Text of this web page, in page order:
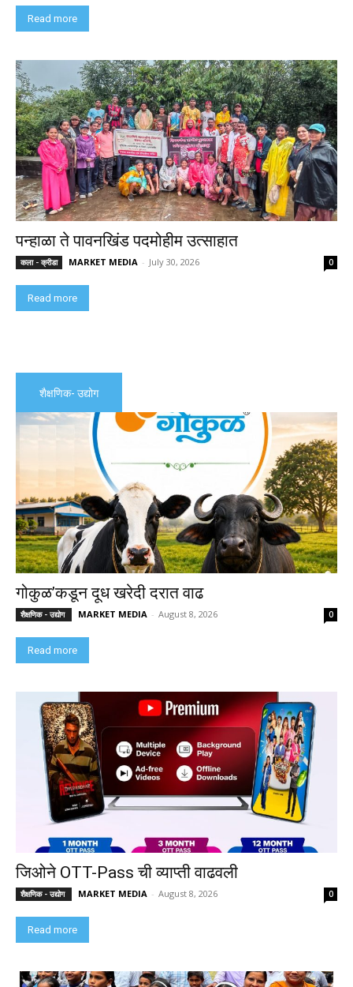
Read more
पन्हाळा ते पावनखिंड पदमोहीम उत्साहात
कला - क्रीडा MARKET MEDIA - July 30, 2026 0
Read more
शैक्षणिक- उद्योग
गोकुळ’कडून दूध खरेदी दरात वाढ
शैक्षणिक - उद्योग MARKET MEDIA - August 8, 2026 0
Read more
जिओने OTT-Pass ची व्याप्ती वाढवली
शैक्षणिक - उद्योग MARKET MEDIA - August 8, 2026 0
Read more